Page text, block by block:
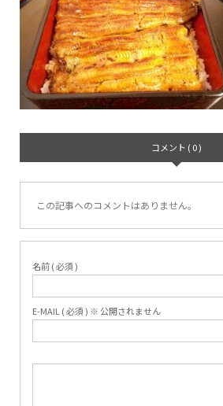
コメント ( 0 )
この記事へのコメントはありません。
名前 ( 必須 )
E-MAIL ( 必須 ) ※ 公開されません